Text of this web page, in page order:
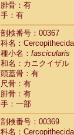
腓骨：有
手：有
剖検番号：00367
科名：
種小名： fascicularis
和名：カニクイザル
頭蓋骨：有
尺骨：有
腓骨：有
手：一部
剖検番号：00369
科名：